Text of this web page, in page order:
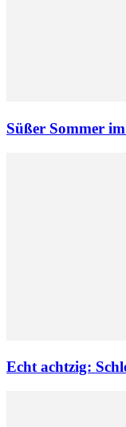
Süßer Sommer
Echt achtzig: